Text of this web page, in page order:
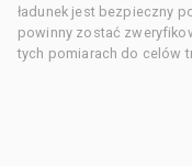
ładunek jest bezpieczny
powinny zostać
tych pomiarach do celów